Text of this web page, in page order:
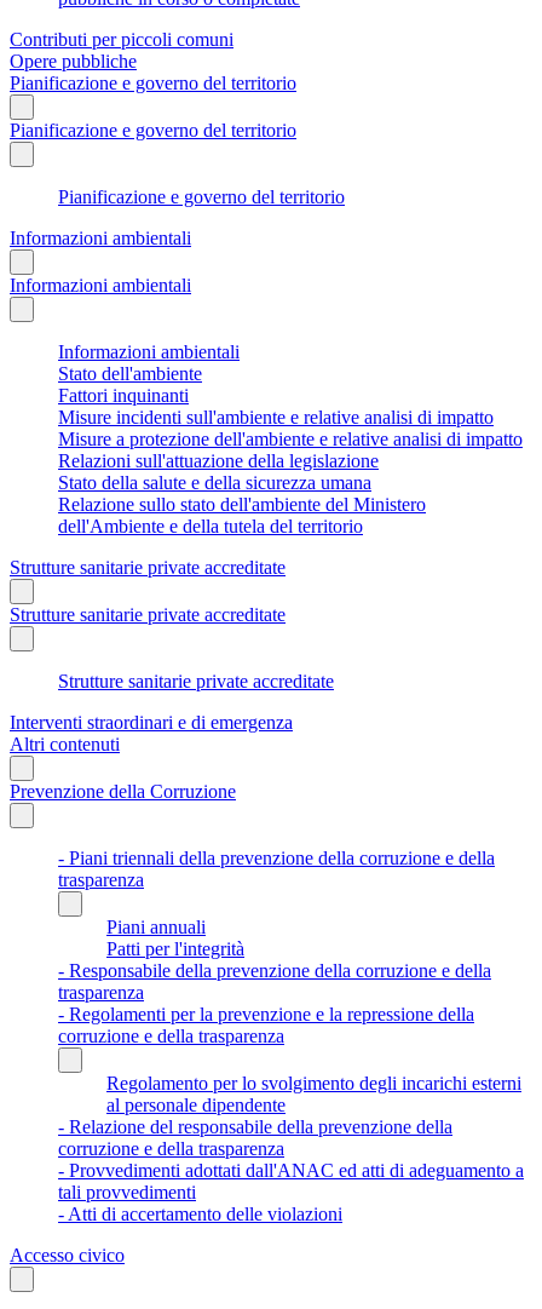
Contributi per piccoli comuni
Opere pubbliche
Pianificazione e governo del territorio
Pianificazione e governo del territorio
Pianificazione e governo del territorio
Informazioni ambientali
Informazioni ambientali
Informazioni ambientali
Stato dell'ambiente
Fattori inquinanti
Misure incidenti sull'ambiente e relative analisi di impatto
Misure a protezione dell'ambiente e relative analisi di impatto
Relazioni sull'attuazione della legislazione
Stato della salute e della sicurezza umana
Relazione sullo stato dell'ambiente del Ministero
dell'Ambiente e della tutela del territorio
Strutture sanitarie private accreditate
Strutture sanitarie private accreditate
Strutture sanitarie private accreditate
Interventi straordinari e di emergenza
Altri contenuti
Prevenzione della Corruzione
- Piani triennali della prevenzione della corruzione e della
trasparenza
Piani annuali
Patti per l'integrità
- Responsabile della prevenzione della corruzione e della
trasparenza
- Regolamenti per la prevenzione e la repressione della
corruzione e della trasparenza
Regolamento per lo svolgimento degli incarichi esterni
al personale dipendente
- Relazione del responsabile della prevenzione della
corruzione e della trasparenza
- Provvedimenti adottati dall'ANAC ed atti di adeguamento a
tali provvedimenti
- Atti di accertamento delle violazioni
Accesso civico